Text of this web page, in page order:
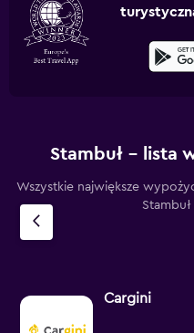
Stambuł – lista
Wszystkie największe
Cargini